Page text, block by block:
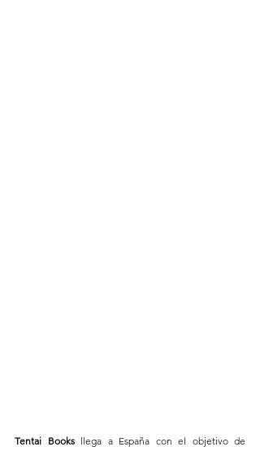
Tentai Books llega a España con el objetivo de